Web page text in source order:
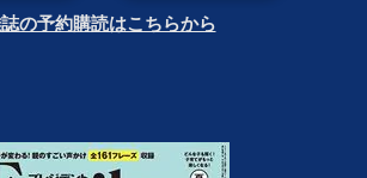
の予約購読はこちらから